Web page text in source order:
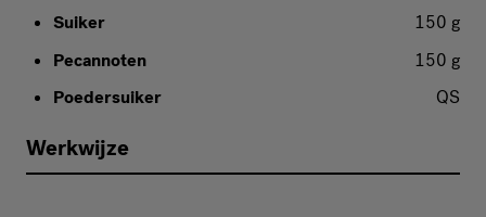
Suiker
150 g
Pecannoten
150 g
Poedersuiker
QS
Werkwijze